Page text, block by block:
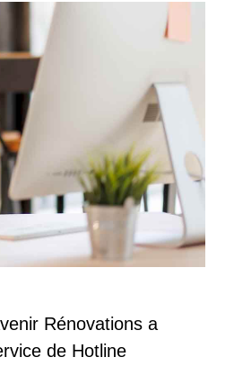
Rénovations a
de Hotline